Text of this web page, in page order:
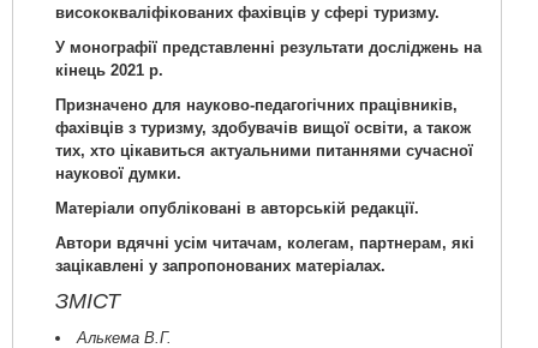
висококваліфікованих фахівців у сфері туризму.
У монографії представленні результати досліджень на
кінець 2021 р.
Призначено для науково-педагогічних працівників,
фахівців з туризму, здобувачів вищої освіти, а також
тих, хто цікавиться актуальними питаннями сучасної
наукової думки.
Матеріали опубліковані в авторській редакції.
Автори вдячні усім читачам, колегам, партнерам, які
зацікавлені у запропонованих матеріалах.
ЗМІСТ
Алькема В.Г.